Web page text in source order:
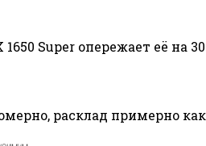
Super опережает её на
расклад примерно